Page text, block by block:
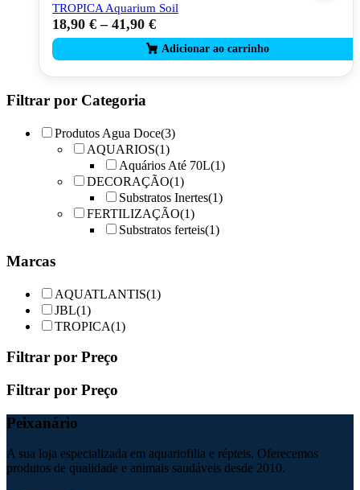
chosen
the
TROPICA Aquarium Soil
18,90 € – 41,90 €
This
product
has
multiple
The
options
may
be
chosen
page
Filtrar por Categoria
Produtos Agua Doce(3)
AQUARIOS(1)
Aquários Até 70L(1)
DECORAÇÃO(1)
Substratos Inertes(1)
FERTILIZAÇÃO(1)
Substratos ferteis(1)
Marcas
AQUATLANTIS(1)
JBL(1)
TROPICA(1)
Filtrar por Preço
Filtrar por Preço
Peixanário
A sua loja especializada em aquariofilia e répteis. Oferecemos
produtos de qualidade e animais saudáveis desde 2010.